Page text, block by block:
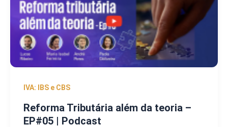
IVA: IBS e CBS
Reforma Tributária além da teoria –
EP#05 | Podcast